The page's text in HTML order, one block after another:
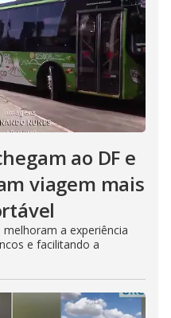
ao DF e
viagem mais
a experiência
e facilitando a